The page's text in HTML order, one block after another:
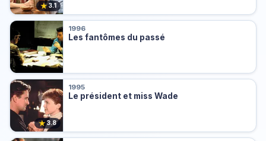
★3.1
1996
Les fantômes du passé
★3.8
1995
Le président et miss Wade